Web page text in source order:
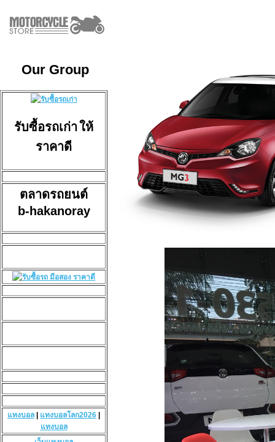
Our Group
รับซื้อรถเก่าให้
ราคาดี
ตลาดรถยนต์
b-hakanoray
แทงบอล แทงบอลโลก2026
แทงบอล